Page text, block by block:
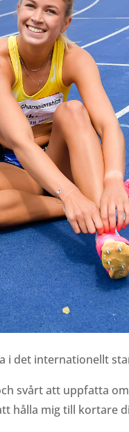
i det internationellt
svårt att uppfatta
hålla mig till kortare